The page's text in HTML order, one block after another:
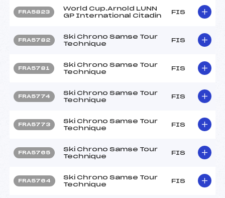
FRA5823
World Cup.Arnold LUNN
GP International Citadin
FIS
FRA5782
Ski Chrono Samse Tour
Technique
FIS
FRA5781
Ski Chrono Samse Tour
Technique
FIS
FRA5774
Ski Chrono Samse Tour
Technique
FIS
FRA5773
Ski Chrono Samse Tour
Technique
FIS
FRA5765
Ski Chrono Samse Tour
Technique
FIS
FRA5764
Ski Chrono Samse Tour
Technique
FIS